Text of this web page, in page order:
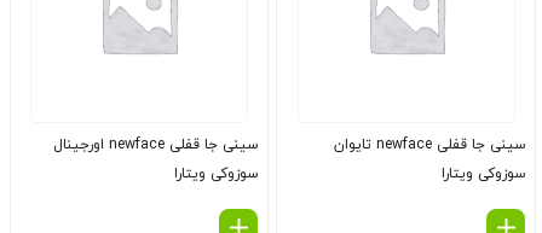
سینی جا قفلی newface تایوان
سوزوکی ویتارا
سینی جا قفلی newface اورجینال
سوزوکی ویتارا